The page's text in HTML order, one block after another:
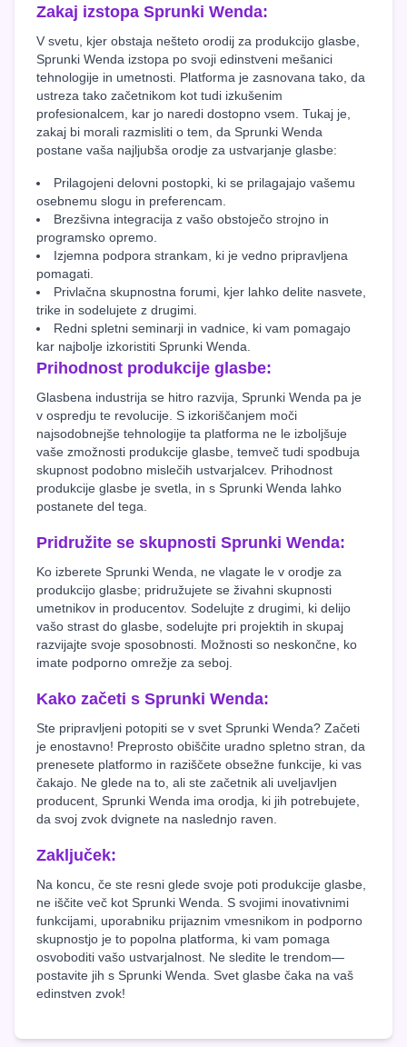
Zakaj izstopa Sprunki Wenda:
V svetu, kjer obstaja nešteto orodij za produkcijo glasbe,
Sprunki Wenda izstopa po svoji edinstveni mešanici
tehnologije in umetnosti. Platforma je zasnovana tako, da
ustreza tako začetnikom kot tudi izkušenim
profesionalcem, kar jo naredi dostopno vsem. Tukaj je,
zakaj bi morali razmisliti o tem, da Sprunki Wenda
postane vaša najljubša orodje za ustvarjanje glasbe:
Prilagojeni delovni postopki, ki se prilagajajo vašemu
osebnemu slogu in preferencam.
Brezšivna integracija z vašo obstoječo strojno in
programsko opremo.
Izjemna podpora strankam, ki je vedno pripravljena
pomagati.
Privlačna skupnostna forumi, kjer lahko delite nasvete,
trike in sodelujete z drugimi.
Redni spletni seminarji in vadnice, ki vam pomagajo
kar najbolje izkoristiti Sprunki Wenda.
Prihodnost produkcije glasbe:
Glasbena industrija se hitro razvija, Sprunki Wenda pa je
v ospredju te revolucije. S izkoriščanjem moči
najsodobnejše tehnologije ta platforma ne le izboljšuje
vaše zmožnosti produkcije glasbe, temveč tudi spodbuja
skupnost podobno mislečih ustvarjalcev. Prihodnost
produkcije glasbe je svetla, in s Sprunki Wenda lahko
postanete del tega.
Pridružite se skupnosti Sprunki Wenda:
Ko izberete Sprunki Wenda, ne vlagate le v orodje za
produkcijo glasbe; pridružujete se živahni skupnosti
umetnikov in producentov. Sodelujte z drugimi, ki delijo
vašo strast do glasbe, sodelujte pri projektih in skupaj
razvijajte svoje sposobnosti. Možnosti so neskončne, ko
imate podporno omrežje za seboj.
Kako začeti s Sprunki Wenda:
Ste pripravljeni potopiti se v svet Sprunki Wenda? Začeti
je enostavno! Preprosto obiščite uradno spletno stran, da
prenesete platformo in raziščete obsežne funkcije, ki vas
čakajo. Ne glede na to, ali ste začetnik ali uveljavljen
producent, Sprunki Wenda ima orodja, ki jih potrebujete,
da svoj zvok dvignete na naslednjo raven.
Zaključek:
Na koncu, če ste resni glede svoje poti produkcije glasbe,
ne iščite več kot Sprunki Wenda. S svojimi inovativnimi
funkcijami, uporabniku prijaznim vmesnikom in podporno
skupnostjo je to popolna platforma, ki vam pomaga
osvoboditi vašo ustvarjalnost. Ne sledite le trendom—
postavite jih s Sprunki Wenda. Svet glasbe čaka na vaš
edinstven zvok!